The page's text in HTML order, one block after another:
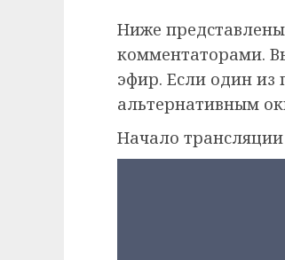
Ниже
комментаторами.
эфир. Если один из
альтернативным
Начало трансляции